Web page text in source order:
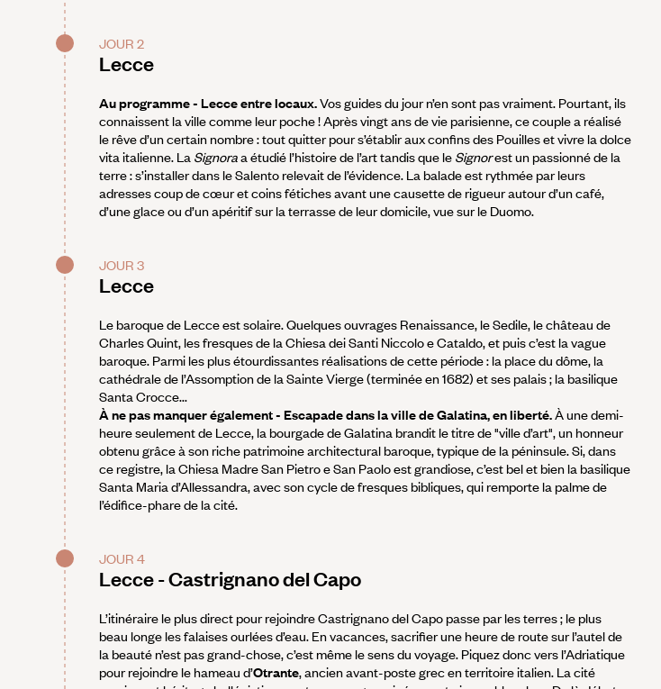
JOUR 2
Lecce
Au programme - Lecce entre locaux.Vos guides du jour n’en sont pas vraiment. Pourtant, ils
connaissent la ville comme leur poche ! Après vingt ans de vie parisienne, ce couple a réalisé
le rêve d’un certain nombre : tout quitter pour s’établir aux confins des Pouilles et vivre la dolce
vita italienne. La Signoraa étudié l’histoire de l’art tandis que le Signorest un passionné de la
terre : s’installer dans le Salento relevait de l’évidence. La balade est rythmée par leurs
adresses coup de cœur et coins fétiches avant une causette de rigueur autour d’un café,
d’une glace ou d’un apéritif sur la terrasse de leur domicile, vue sur le Duomo.
JOUR 3
Lecce
Le baroque de Lecce est solaire. Quelques ouvrages Renaissance, le Sedile, le château de
Charles Quint, les fresques de la Chiesa dei Santi Niccolo e Cataldo, et puis c’est la vague
baroque. Parmi les plus étourdissantes réalisations de cette période : la place du dôme, la
cathédrale de l’Assomption de la Sainte Vierge (terminée en 1682) et ses palais ; la basilique
Santa Crocce...
À ne pas manquer également - Escapade dans la ville de Galatina, en liberté.À une demi-
heure seulement de Lecce, la bourgade de Galatina brandit le titre de "ville d’art", un honneur
obtenu grâce à son riche patrimoine architectural baroque, typique de la péninsule. Si, dans
ce registre, la Chiesa Madre San Pietro e San Paolo est grandiose, c’est bel et bien la basilique
Santa Maria d’Allessandra, avec son cycle de fresques bibliques, qui remporte la palme de
l’édifice-phare de la cité.
JOUR 4
Lecce - Castrignano del Capo
L’itinéraire le plus direct pour rejoindre Castrignano del Capo passe par les terres ; le plus
beau longe les falaises ourlées d’eau. En vacances, sacrifier une heure de route sur l’autel de
la beauté n’est pas grand-chose, c’est même le sens du voyage. Piquez donc vers l’Adriatique
pour rejoindre le hameau d’Otrante, ancien avant-poste grec en territoire italien. La cité